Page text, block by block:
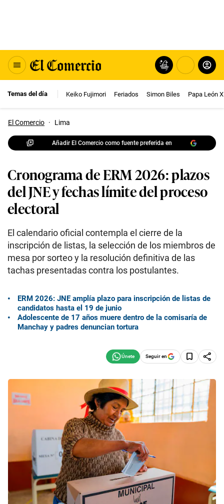
Temas del día Keiko Fujimori Feriados Simon Biles Papa León
El Comercio · Lima
Añadir El Comercio como fuente preferida en
Cronograma de ERM 2026: plazos
del JNE y fechas límite del proceso
electoral
El calendario oficial contempla el cierre de la
inscripción de listas, la selección de los miembros de
mesa por sorteo y la resolución definitiva de las
tachas presentadas contra los postulantes.
ERM 2026: JNE amplía plazo para inscripción de listas de
candidatos hasta el 19 de junio
Adolescente de 17 años muere dentro de la comisaría de
Manchay y padres denuncian tortura
Seguir en